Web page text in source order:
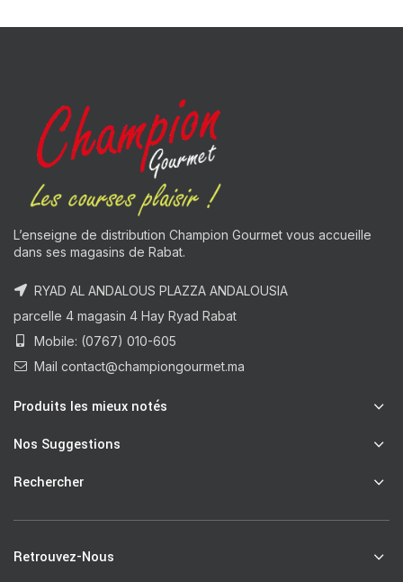
L’enseigne de distribution Champion Gourmet vous accueille
dans ses magasins de Rabat.
RYAD AL ANDALOUS PLAZZA ANDALOUSIA
parcelle 4 magasin 4 Hay Ryad Rabat
Mobile: (0767) 010-605
Mail contact@championgourmet.ma
Produits les mieux notés
Nos Suggestions
Rechercher
Retrouvez-Nous